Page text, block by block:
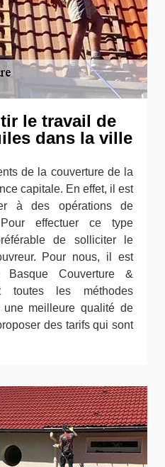
le travail de
dans la ville
de la couverture de la
capitale. En effet, il est
à des opérations de
effectuer ce type
de solliciter le
Pour nous, il est
Couverture &
toutes les méthodes
meilleure qualité de
des tarifs qui sont